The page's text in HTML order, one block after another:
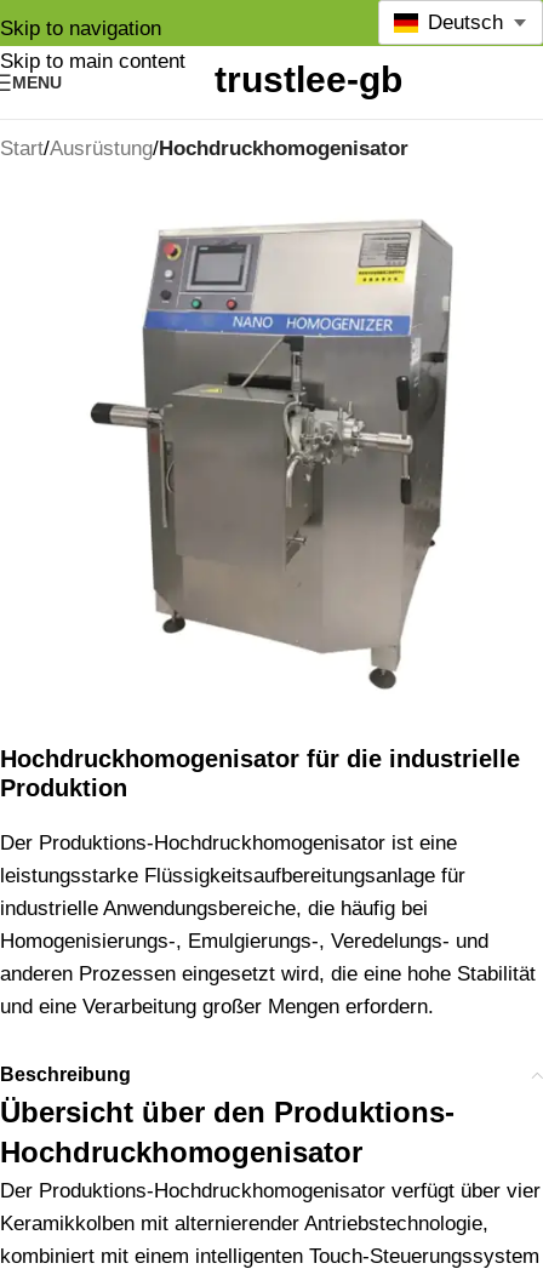
Skip to navigation
Skip to main content
MENU
Deutsch
Start Ausrüstung Hochdruckhomogenisator
Hochdruckhomogenisator für die industrielle
Produktion
Der Produktions-Hochdruckhomogenisator ist eine
leistungsstarke Flüssigkeitsaufbereitungsanlage für
industrielle Anwendungsbereiche, die häufig bei
Homogenisierungs-, Emulgierungs-, Veredelungs- und
anderen Prozessen eingesetzt wird, die eine hohe Stabilität
und eine Verarbeitung großer Mengen erfordern.
Beschreibung
Übersicht über den Produktions-
Hochdruckhomogenisator
Der Produktions-Hochdruckhomogenisator verfügt über vier
Keramikkolben mit alternierender Antriebstechnologie,
kombiniert mit einem intelligenten Touch-Steuerungssystem